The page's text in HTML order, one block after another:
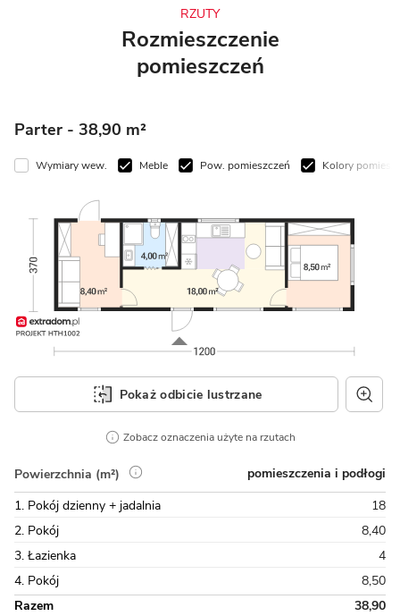
RZUTY
Rozmieszczenie
pomieszczeń
Parter - 38,90 m²
wew. Meble Pow. pomieszczeń Kolory pomieszczeń
Pokaż odbicie lustrzane
Zobacz oznaczenia użyte na rzutach
Powierzchnia (m²)
pomieszczenia i podłogi
1. Pokój dzienny + jadalnia
18
2. Pokój
8,40
3. Łazienka
4
4. Pokój
8,50
Razem
38,90